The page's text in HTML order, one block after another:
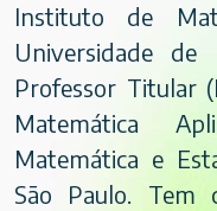
Instituto de
Universidade
Professor Titular
Matemática
Matemática e
São Paulo. Tem